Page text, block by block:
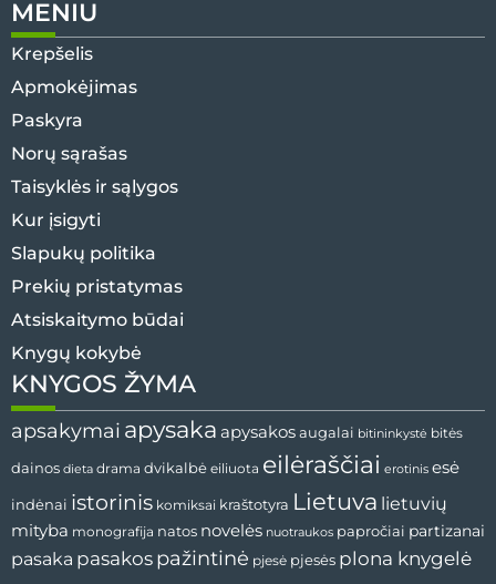
MENIU
Krepšelis
Apmokėjimas
Paskyra
Norų sąrašas
Taisyklės ir sąlygos
Kur įsigyti
Slapukų politika
Prekių pristatymas
Atsiskaitymo būdai
Knygų kokybė
KNYGOS ŽYMA
apsakymai apysaka apysakos augalai bitininkystė bitės
dainos dieta drama dvikalbė eiliuota eilėraščiai erotinis esė
indėnai istorinis komiksai kraštotyra Lietuva lietuvių
mityba monografija natos novelės nuotraukos papročiai partizanai
pasaka pasakos pažintinė pjesė pjesės plona knygelė